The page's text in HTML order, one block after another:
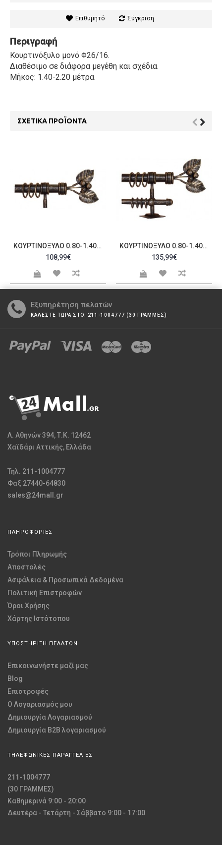
Επιθυμητό Σύγκριση
Περιγραφή
Κουρτινόξυλο μονό Φ26/16.
Διαθέσιμο σε διάφορα μεγέθη και σχέδια.
Μήκος: 1.40-2.20 μέτρα.
ΣΧΕΤΙΚΆ ΠΡΟΪΌΝΤΑ
ΚΟΥΡΤΙΝΌΞΥΛΟ 0.80-1.40M ΜΟΝΌ C23331
108,99€
ΚΟΥΡΤΙΝΌΞΥΛΟ 0.80-1.40M ΔΙΠΛΌ C23334
135,99€
Εξυπηρέτηση πελατών
ΚΑΛΕΣΤΕ ΤΩΡΑ ΣΤΟ: 211-1004777 (30 ΓΡΑΜΜΕΣ)
Λ. Αθηνών 394, Τ.Κ. 12462
Χαϊδάρι Αττικής, Ελλάδα
Τηλ. 211-1004777
Φαξ 27440-64830
sales@24mall.gr
ΠΛΗΡΟΦΟΡΙΕΣ
Τρόποι Πληρωμής
Αποστολές
Ασφάλεια & Προσωπικά Δεδομένα
Πολιτική Επιστροφών
Όροι Χρήσης
Χάρτης Ιστότοπου
ΥΠΟΣΤΗΡΙΞΗ ΠΕΛΑΤΩΝ
Επικοινωνήστε μαζί μας
Blog
Επιστροφές
O Λογαριασμός μου
Δημιουργία Λογαριασμού
Δημιουργία B2B λογαριασμού
ΤΗΛΕΦΩΝΙΚΕΣ ΠΑΡΑΓΓΕΛΙΕΣ
211-1004777
(30 ΓΡΑΜΜΕΣ)
Καθημερινά 9:00 - 20:00
Δευτέρα - Τετάρτη - Σάββατο 9:00 - 17:00